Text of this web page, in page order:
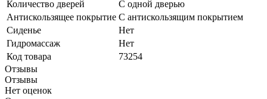
Количество дверей
С одной дверью
Антискользящее покрытие С антискользящим покрытием
Сиденье
Нет
Гидромассаж
Нет
Код товара
73254
Отзывы
Отзывы
Нет оценок